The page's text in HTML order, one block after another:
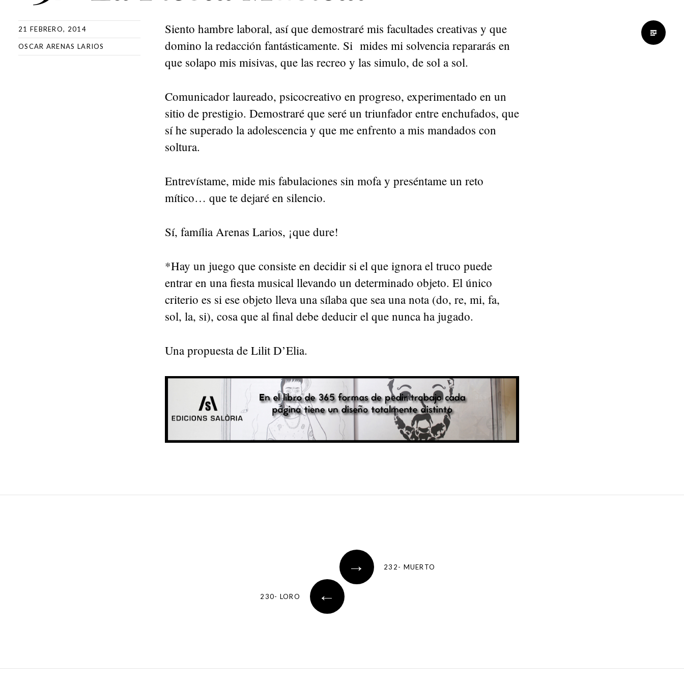
21 FEBRERO, 2014
OSCAR ARENAS LARIOS
Siento hambre laboral, así que demostraré mis facultades creativas y que
domino la redacción fantásticamente. Si mides mi solvencia repararás en
que solapo mis misivas, que las recreo y las simulo, de sol a sol.
Comunicador laureado, psicocreativo en progreso, experimentado en un
sitio de prestigio. Demostraré que seré un triunfador entre enchufados, que
sí he superado la adolescencia y que me enfrento a mis mandados con
soltura.
Entrevístame, mide mis fabulaciones sin mofa y preséntame un reto
mítico… que te dejaré en silencio.
Sí, família Arenas Larios, ¡que dure!
*Hay un juego que consiste en decidir si el que ignora el truco puede
entrar en una fiesta musical llevando un determinado objeto. El único
criterio es si ese objeto lleva una sílaba que sea una nota (do, re, mi, fa,
sol, la, si), cosa que al final debe deducir el que nunca ha jugado.
Una propuesta de Lilit D’Elia.
→ 232- MUERTO
←
230- LORO